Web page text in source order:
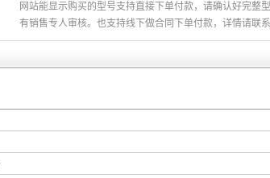
网站能显示购买的型号支持直接下单付款，请确认好完整
有销售专人审核。也支持线下做合同下单付款，详情请联系